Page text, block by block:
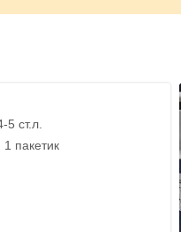
ст.л.
пакетик